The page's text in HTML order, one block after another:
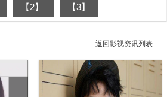
【2】 【3】
返回影视资讯列表...